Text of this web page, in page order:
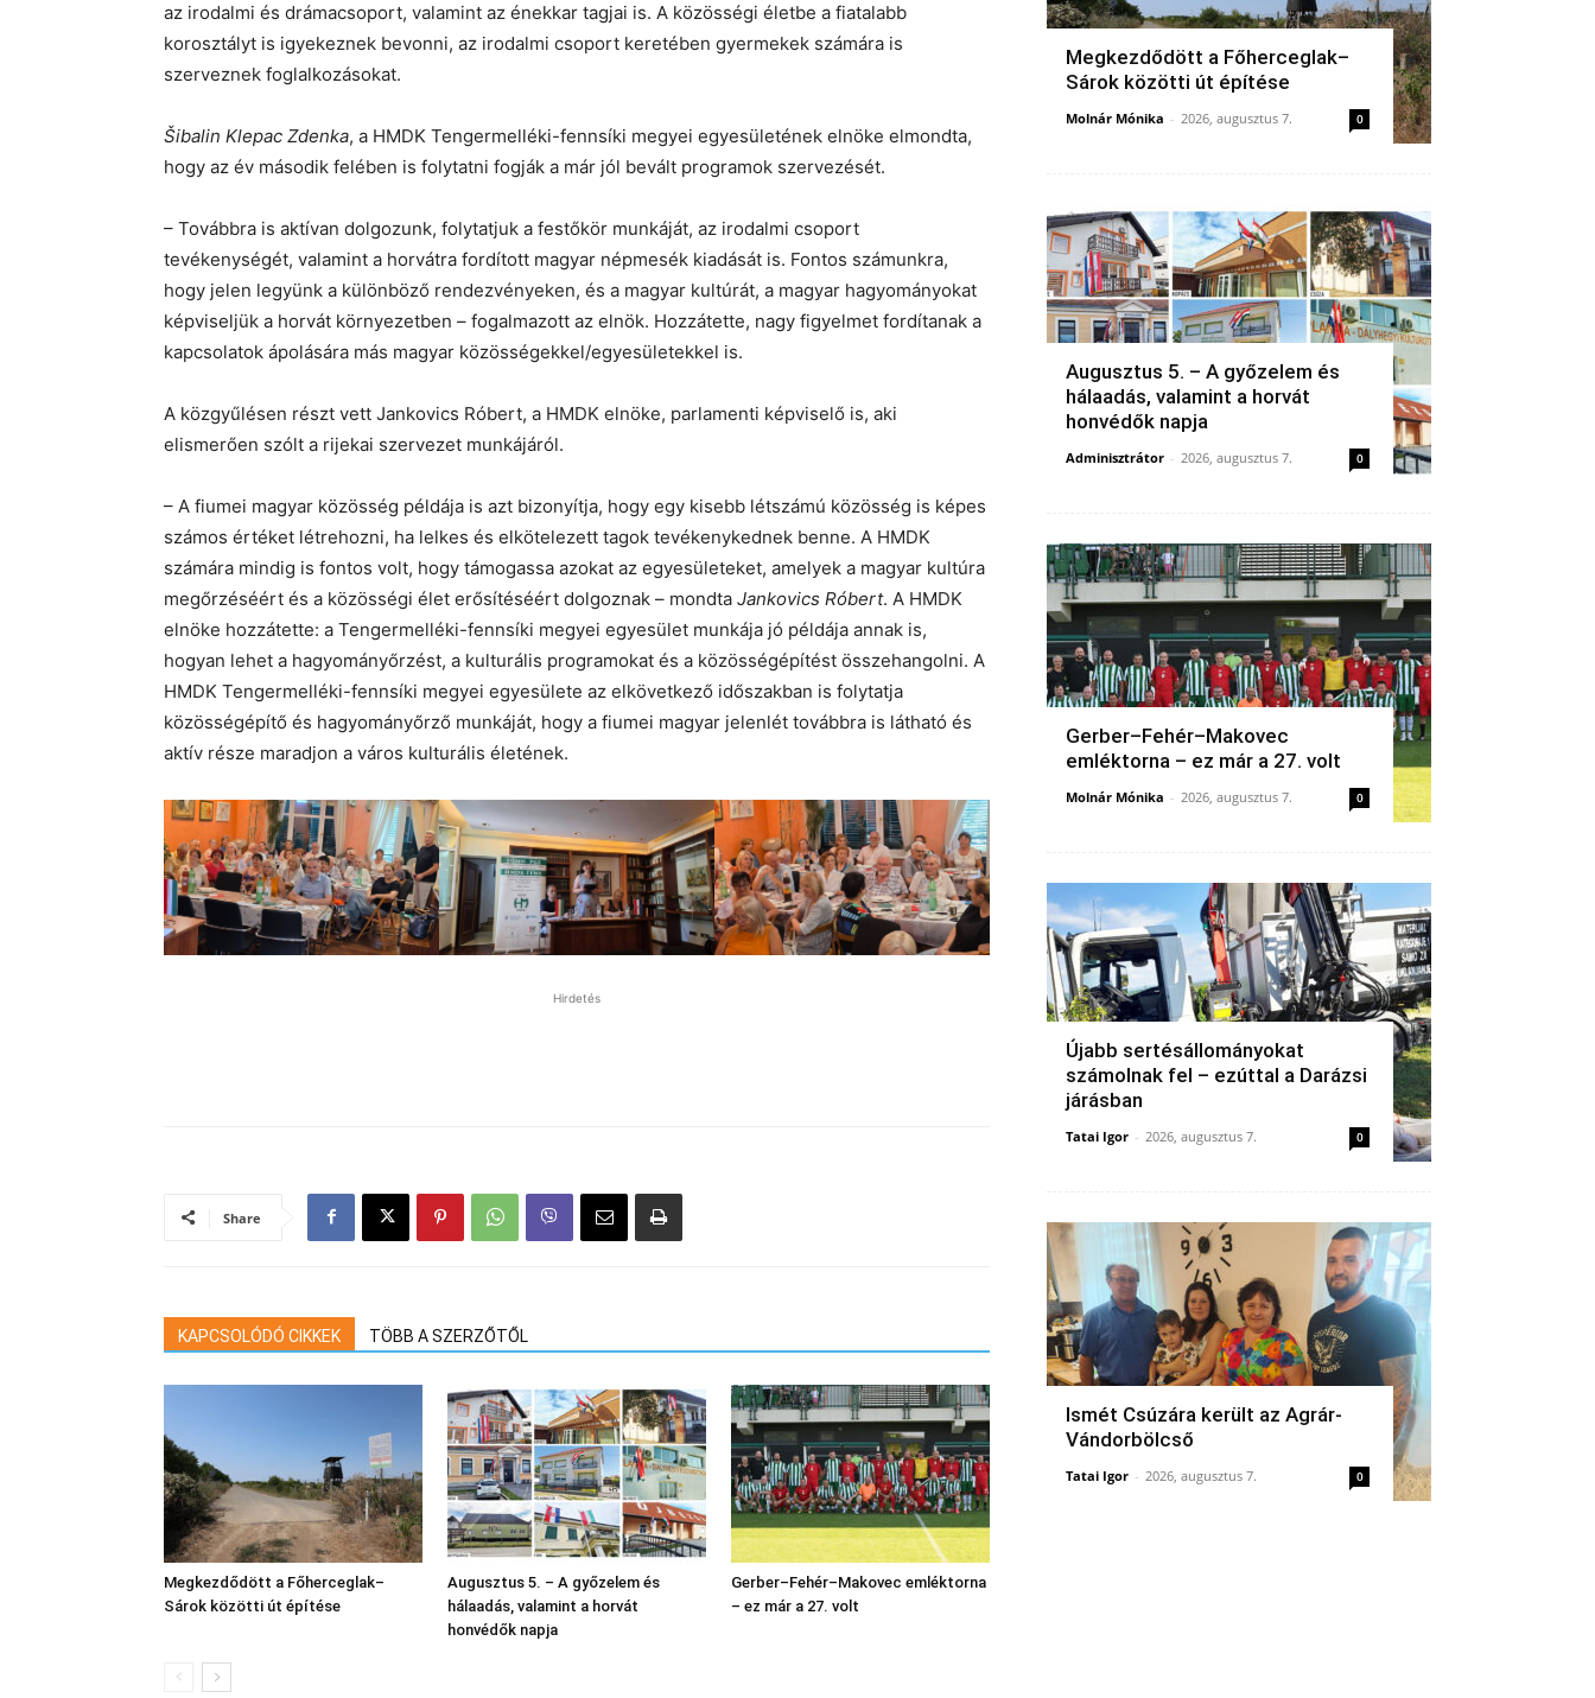
az irodalmi és drámacsoport, valamint az énekkar tagjai is. A közösségi életbe a fiatalabb
korosztályt is igyekeznek bevonni, az irodalmi csoport keretében gyermekek számára is
szerveznek foglalkozásokat.
Šibalin Klepac Zdenka, a HMDK Tengermelléki-fennsíki megyei egyesületének elnöke elmondta,
hogy az év második felében is folytatni fogják a már jól bevált programok szervezését.
– Továbbra is aktívan dolgozunk, folytatjuk a festőkör munkáját, az irodalmi csoport
tevékenységét, valamint a horvátra fordított magyar népmesék kiadását is. Fontos számunkra,
hogy jelen legyünk a különböző rendezvényeken, és a magyar kultúrát, a magyar hagyományokat
képviseljük a horvát környezetben – fogalmazott az elnök. Hozzátette, nagy figyelmet fordítanak a
kapcsolatok ápolására más magyar közösségekkel/egyesületekkel is.
A közgyűlésen részt vett Jankovics Róbert, a HMDK elnöke, parlamenti képviselő is, aki
elismerően szólt a rijekai szervezet munkájáról.
– A fiumei magyar közösség példája is azt bizonyítja, hogy egy kisebb létszámú közösség is képes
számos értéket létrehozni, ha lelkes és elkötelezett tagok tevékenykednek benne. A HMDK
számára mindig is fontos volt, hogy támogassa azokat az egyesületeket, amelyek a magyar kultúra
megőrzéséért és a közösségi élet erősítéséért dolgoznak – mondta Jankovics Róbert. A HMDK
elnöke hozzátette: a Tengermelléki-fennsíki megyei egyesület munkája jó példája annak is,
hogyan lehet a hagyományőrzést, a kulturális programokat és a közösségépítést összehangolni. A
HMDK Tengermelléki-fennsíki megyei egyesülete az elkövetkező időszakban is folytatja
közösségépítő és hagyományőrző munkáját, hogy a fiumei magyar jelenlét továbbra is látható és
aktív része maradjon a város kulturális életének.
Hirdetés
Share
KAPCSOLÓDÓ CIKKEK TÖBB A SZERZŐTŐL
Megkezdődött a Főherceglak–
Sárok közötti út építése
Augusztus 5. – A győzelem és
hálaadás, valamint a horvát
honvédők napja
Gerber–Fehér–Makovec emléktorna
– ez már a 27. volt
Megkezdődött a Főherceglak–
Sárok közötti út építése
Molnár Mónika - 2026, augusztus 7. 0
Augusztus 5. – A győzelem és
hálaadás, valamint a horvát
honvédők napja
Adminisztrátor - 2026, augusztus 7. 0
Gerber–Fehér–Makovec
emléktorna – ez már a 27. volt
Molnár Mónika - 2026, augusztus 7. 0
Újabb sertésállományokat
számolnak fel – ezúttal a Darázsi
járásban
Tatai Igor - 2026, augusztus 7. 0
Ismét Csúzára került az Agrár-
Vándorbölcső
Tatai Igor - 2026, augusztus 7. 0